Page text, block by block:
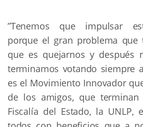
”Tenemos que impulsar
porque el gran problema que
que es quejarnos y después
terminamos votando siempre
es el Movimiento Innovador
de los amigos, que
Fiscalía del Estado, la UNLP,